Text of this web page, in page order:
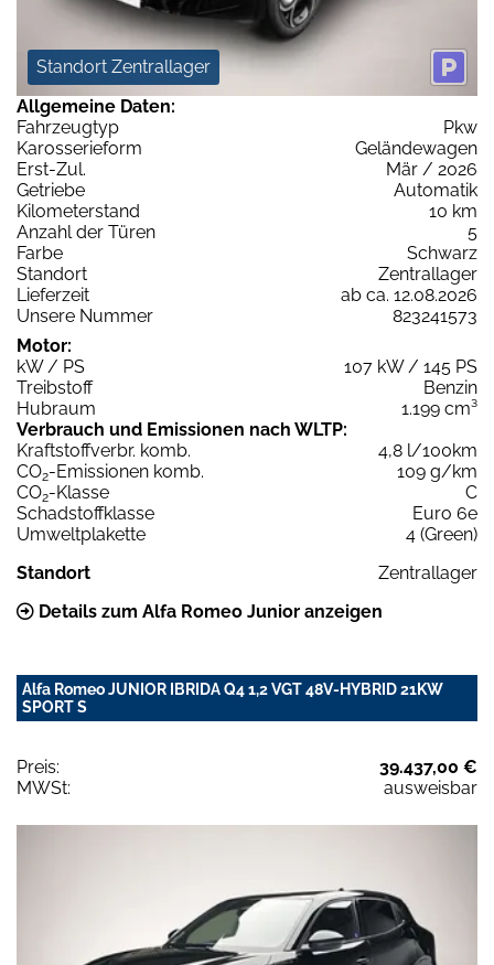
Standort Zentrallager
Allgemeine Daten:
Fahrzeugtyp
Pkw
Karosserieform
Geländewagen
Erst-Zul.
Mär / 2026
Getriebe
Automatik
Kilometerstand
10 km
Anzahl der Türen
5
Farbe
Schwarz
Standort
Zentrallager
Lieferzeit
ab ca. 12.08.2026
Unsere Nummer
823241573
Motor:
kW / PS
107 kW / 145 PS
Treibstoff
Benzin
Hubraum
1.199 cm³
Verbrauch und Emissionen nach WLTP:
Kraftstoffverbr. komb.
4,8 l/100km
CO2-Emissionen komb.
109 g/km
CO2-Klasse
C
Schadstoffklasse
Euro 6e
Umweltplakette
4 (Green)
Standort
Zentrallager
Details zum Alfa Romeo Junior anzeigen
Alfa Romeo JUNIOR IBRIDA Q4 1,2 VGT 48V-HYBRID 21KW
SPORT S
Preis:
39.437,00 €
MWSt:
ausweisbar